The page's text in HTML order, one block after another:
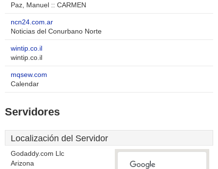
Paz, Manuel :: CARMEN
ncn24.com.ar
Noticias del Conurbano Norte
wintip.co.il
wintip.co.il
mqsew.com
Calendar
Servidores
Localización del Servidor
Godaddy.com Llc
Arizona